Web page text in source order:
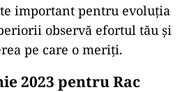
important pentru evoluția
observă efortul tău și
pe care o meriți.
2023 pentru Rac